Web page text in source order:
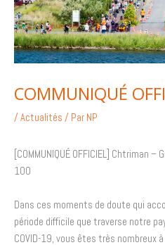
COMMUNIQUÉ
/Actualités / Par NP
[COMMUNIQUÉ OFFICIEL] Chtriman –
100
Dans ces moments de doute qui
période difficile que traverse notre
COVID-19, vous êtes très nombreux